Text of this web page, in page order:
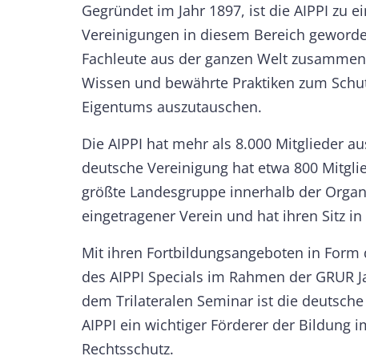
Gegründet im Jahr 1897, ist die AIPPI zu
Vereinigungen in diesem Bereich
Fachleute aus der ganzen Welt
Wissen und bewährte Praktiken zum
Eigentums auszutauschen.
Die AIPPI hat mehr als 8.000 Mitglieder
deutsche Vereinigung hat etwa 800
größte Landesgruppe innerhalb der
eingetragener Verein und hat ihren Sitz
Mit ihren Fortbildungsangeboten in Form
des AIPPI Specials im Rahmen der GRUR
dem Trilateralen Seminar ist die
AIPPI ein wichtiger Förderer der Bildung
Rechtsschutz.